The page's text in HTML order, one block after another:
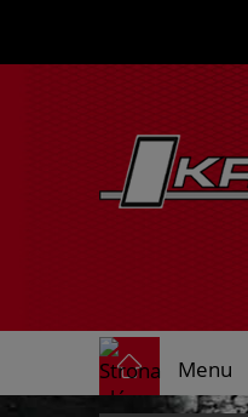
Menu